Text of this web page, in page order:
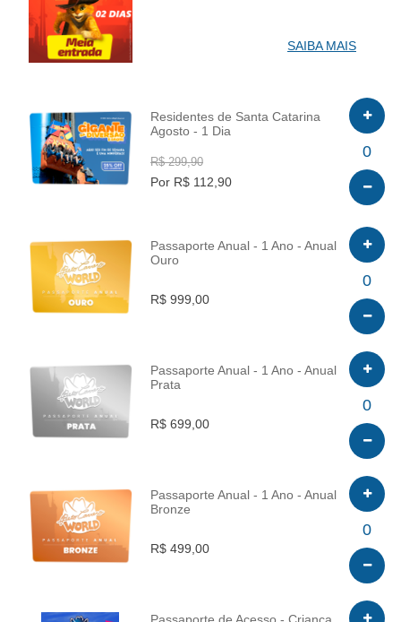
INFO
SAIBA MAIS
INFO
Residentes de Santa Catarina
Agosto - 1 Dia
R$ 299,90
Por R$ 112,90
0
INFO
Passaporte Anual - 1 Ano - Anual
Ouro
R$ 999,00
0
INFO
Passaporte Anual - 1 Ano - Anual
Prata
R$ 699,00
0
INFO
Passaporte Anual - 1 Ano - Anual
Bronze
R$ 499,00
0